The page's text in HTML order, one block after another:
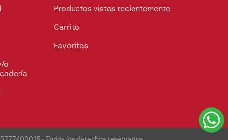
o
Productos vistos recientemente
Carrito
Favoritos